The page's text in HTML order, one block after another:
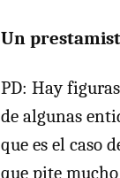
Un
PD: Hay
de algunas
que es el caso
que pite